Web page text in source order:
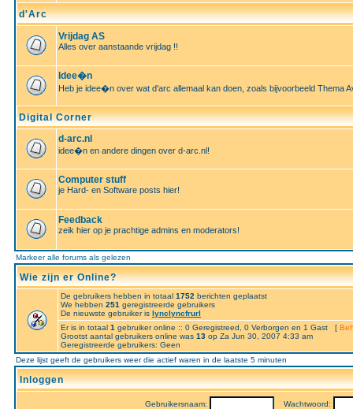
d'Arc
Vrijdag AS
Alles over aanstaande vrijdag !!
Idee�n
Heb je idee�n over wat d'arc allemaal kan doen, zoals bijvoorbeeld Thema
Digital Corner
d-arc.nl
idee�n en andere dingen over d-arc.nl!
Computer stuff
je Hard- en Software posts hier!
Feedback
zeik hier op je prachtige admins en moderators!
Markeer alle forums als gelezen
Wie zijn er Online?
De gebruikers hebben in totaal 1752 berichten geplaatst
We hebben 251 geregistreerde gebruikers
De nieuwste gebruiker is lynclyncfrurl
Er is in totaal 1 gebruiker online :: 0 Geregistreed, 0 Verborgen en 1 Gast [
Grootst aantal gebruikers online was 13 op Za Jun 30, 2007 4:33 am
Geregistreerde gebruikers: Geen
Deze lijst geeft de gebruikers weer die actief waren in de laatste 5 minuten
Inloggen
Gebruikersnaam: Wachtwoord: